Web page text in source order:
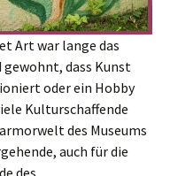
Art war lange das
dass Kunst
oder ein Hobby
Kulturschaffende
des Museums
auch für die
des